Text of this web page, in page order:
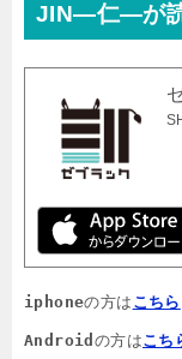
JIN―仁―が読
iphoneの方は こちら
Android の方はこち